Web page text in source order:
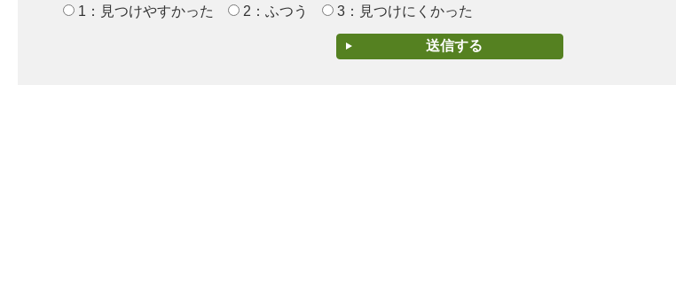
1：見つけやすかった
2：ふつう 3：見つけにくかった